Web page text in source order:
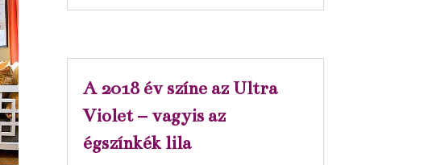
A 2018 év színe az Ultra
Violet – vagyis az
égszínkék lila